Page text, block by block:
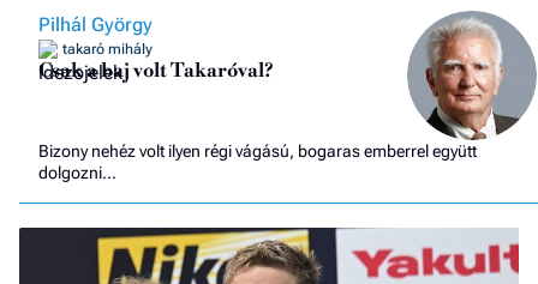
Pilhál György
takaró mihály
Csak a baj volt Takaróval?
Bizony nehéz volt ilyen régi vágású, bogaras emberrel együtt
dolgozni…